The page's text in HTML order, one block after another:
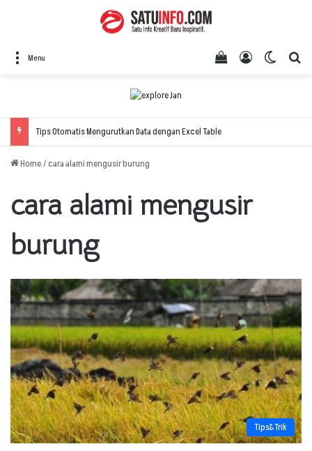
Menu Switch
Log In
View your
Tips Otomatis Mengurutkan Data dengan Excel Table
Home/cara alami mengusir burung
cara alami mengusir
burung
Tips&Trik